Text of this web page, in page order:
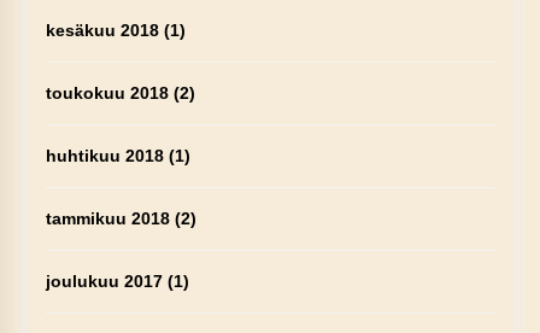
kesäkuu 2018(1)
toukokuu 2018(2)
huhtikuu 2018(1)
tammikuu 2018(2)
joulukuu 2017(1)